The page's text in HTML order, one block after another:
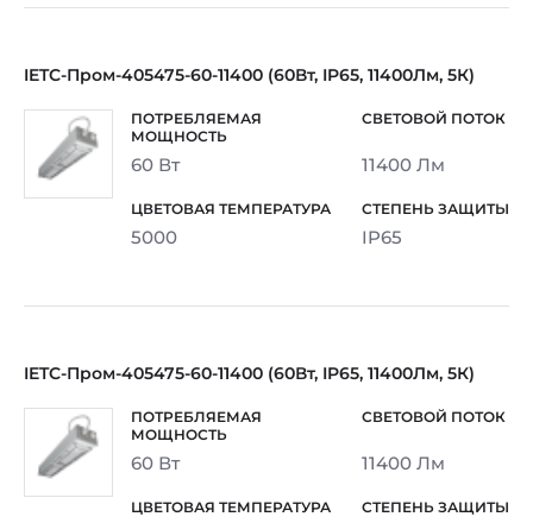
IETC-Пром-405475-60-11400 (60Вт, IP65, 11400Лм, 5К)
60 Вт 11400 Лм
5000 IP65
IETC-Пром-405475-60-11400 (60Вт, IP65, 11400Лм, 5К)
60 Вт 11400 Лм